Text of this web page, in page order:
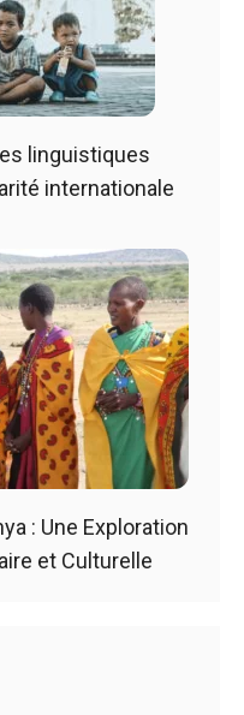
linguistiques
internationale
: Une Exploration
et Culturelle